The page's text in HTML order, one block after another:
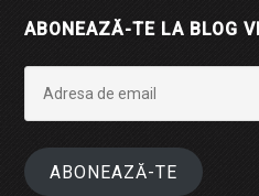
ABONEAZĂ-TE LA BLOG
email
ABONEAZĂ-TE